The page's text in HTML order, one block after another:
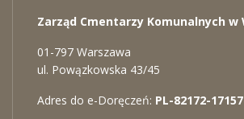
Zarząd Cmentarzy Komunalnych w
01-797 Warszawa
ul. Powązkowska 43/45
Adres do e-Doręczeń: PL-82172-